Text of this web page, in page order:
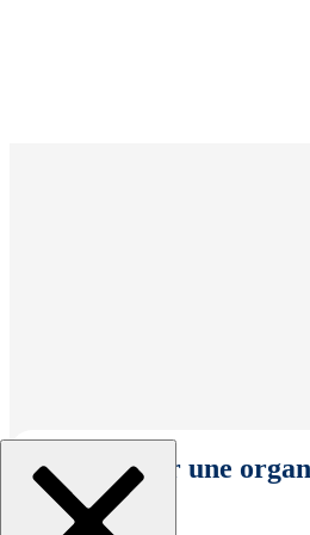
Sélectionner une